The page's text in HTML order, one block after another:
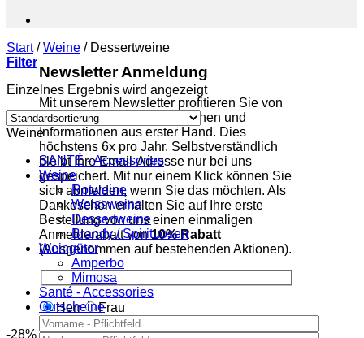
Newsletter Anmeldung
Mit unserem Newsletter profitieren Sie von
exklusiven Newsletter-Aktionen und
Informationen aus erster Hand. Dies
höchstens 6x pro Jahr. Selbstverständlich
bleibt Ihre Email-Adresse nur bei uns
gespeichert. Mit nur einem Klick können Sie
sich abmelden, wenn Sie das möchten. Als
Dankeschön erhalten Sie auf Ihre erste
Bestellung von uns einen einmaligen
Anmelderabatt von10% Rabatt
(Ausgenommen auf bestehenden Aktionen).
Herr Frau
Start / Weine /Dessertweine
Filter
Einzelnes Ergebnis wird angezeigt
Weine
SANTÉ - Accessories
Weine
Rotweine
Weissweine
Dessertweine
Brandy / Spirituosen
Weingüter
Amperbo
Mimosa
Santé - Accessories
Gutscheine
-28%